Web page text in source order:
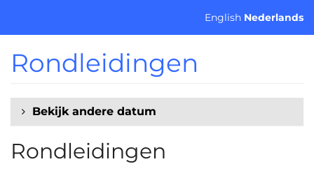
English Nederlands
Rondleidingen
Bekijk andere datum
Rondleidingen